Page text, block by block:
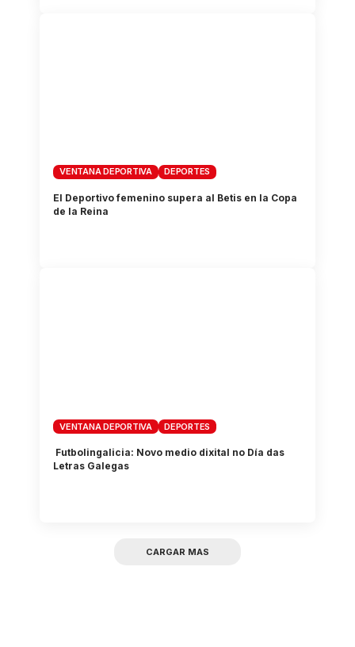
VENTANA DEPORTIVA DEPORTES
El Deportivo femenino supera al Betis en la Copa
de la Reina
VENTANA DEPORTIVA DEPORTES
Futbolingalicia: Novo medio dixital no Día das
Letras Galegas
CARGAR MAS